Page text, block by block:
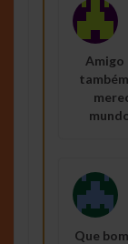
Amigo
Que